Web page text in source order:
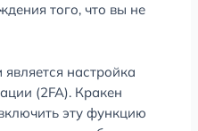
того, что вы не
настройка
(2FA). Кракен
эту функцию